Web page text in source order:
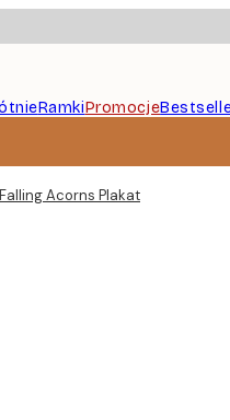
RamkiPromocje
Acorns Plakat